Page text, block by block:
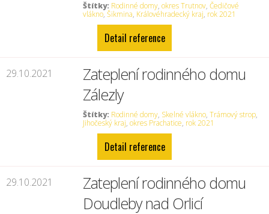
Štítky: Rodinné domy,okres Trutnov,Čedičové
vlákno,Šikmina, Královéhradecký kraj, rok 2021
Detail reference
29.10.2021
Zateplení rodinného domu
Zálezly
Štítky: Rodinné domy, Skelné vlákno,Trámový strop,
Jihočeský kraj,okres Prachatice, rok 2021
Detail reference
29.10.2021
Zateplení rodinného domu
Doudleby nad Orlicí